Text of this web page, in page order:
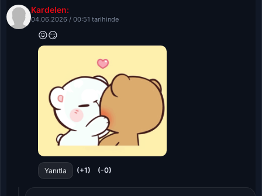
Kardelen:
04.06.2026 / 00:51 tarihinde
😖😏
Yanıtla (+1) (-0)